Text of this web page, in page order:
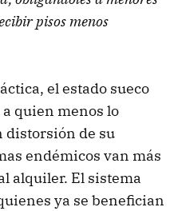
pisos menos
el estado sueco
quien menos lo
distorsión de su
endémicos van más
alquiler. El sistema
ya se benefician